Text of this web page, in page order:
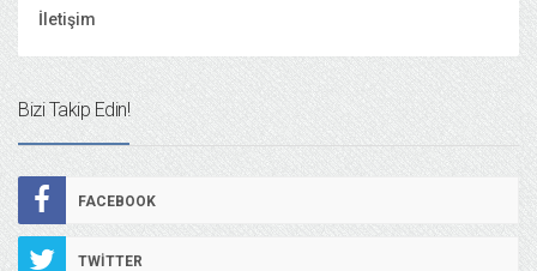
İletişim
Bizi Takip Edin!
FACEBOOK
TWITTER